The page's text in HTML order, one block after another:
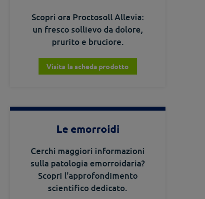
Scopri ora Proctosoll Allevia:
un fresco sollievo da dolore,
prurito e bruciore.
Visita la scheda prodotto
Le emorroidi
Cerchi maggiori informazioni
sulla patologia emorroidaria?
Scopri l'approfondimento
scientifico dedicato.